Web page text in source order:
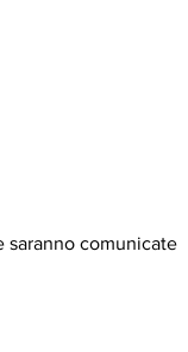
saranno comunicate